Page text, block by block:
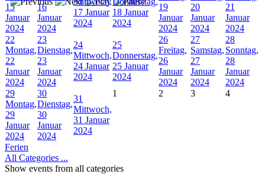
15
Januar
2024
16
Januar
2024
17 Januar
2024
18 Januar
2024
19
Januar
2024
20
Januar
2024
21
Januar
2024
22
Montag,
22
Januar
2024
23
Dienstag,
23
Januar
2024
24
Mittwoch,
24 Januar
2024
25
Donnerstag,
25 Januar
2024
26
Freitag,
26
Januar
2024
27
Samstag,
27
Januar
2024
28
Sonntag,
28
Januar
2024
29
Montag,
29
Januar
2024
30
Dienstag,
30
Januar
2024
31
Mittwoch,
31 Januar
2024
1 2 3 4
Ferien
All Categories ...
Show events from all categories